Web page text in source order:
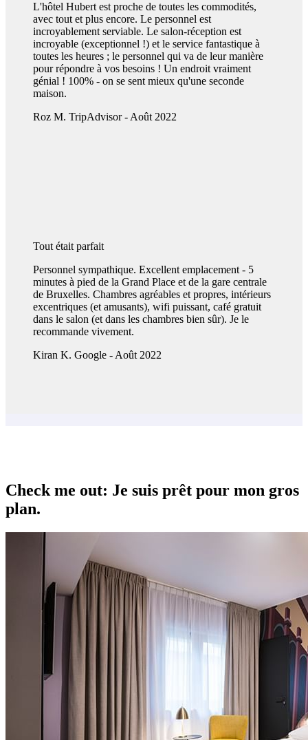
L'hôtel Hubert est proche de toutes les commodités,
avec tout et plus encore. Le personnel est
incroyablement serviable. Le salon-réception est
incroyable (exceptionnel !) et le service fantastique à
toutes les heures ; le personnel qui va de leur manière
pour répondre à vos besoins ! Un endroit vraiment
génial ! 100% - on se sent mieux qu'une seconde
maison.
Roz M. TripAdvisor - Août 2022
Tout était parfait
Personnel sympathique. Excellent emplacement - 5
minutes à pied de la Grand Place et de la gare centrale
de Bruxelles. Chambres agréables et propres, intérieurs
excentriques (et amusants), wifi puissant, café gratuit
dans le salon (et dans les chambres bien sûr). Je le
recommande vivement.
Kiran K. Google - Août 2022
Check me out: Je suis prêt pour mon gros
plan.